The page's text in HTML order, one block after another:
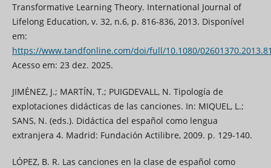
Transformative Learning Theory. International Journal of
Lifelong Education, v. 32, n.6, p. 816-836, 2013. Disponível
em:
https://www.tandfonline.com/doi/full/10.1080/
Acesso em: 23 dez. 2025.
JIMÉNEZ, J.; MARTÍN, T.; PUIGDEVALL, N. Tipología de
explotaciones didácticas de las canciones. In: MIQUEL, L.;
SANS, N. (eds.). Didáctica del español como lengua
extranjera 4. Madrid: Fundación Actilibre, 2009. p. 129-140.
LÓPEZ, B. R. Las canciones en la clase de español como